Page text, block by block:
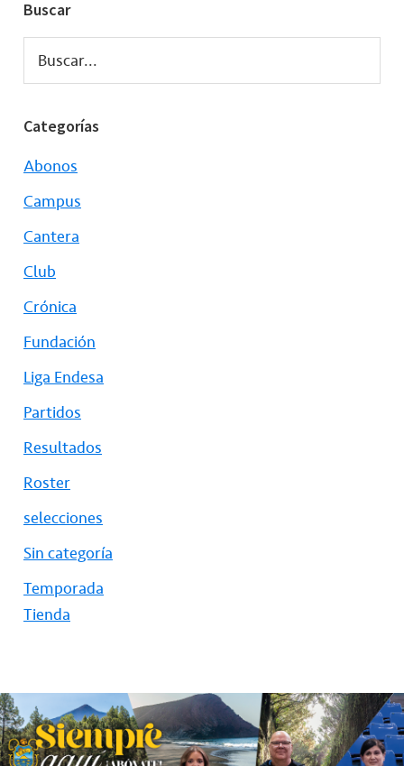
Buscar
Buscar...
Categorías
Abonos
Campus
Cantera
Club
Crónica
Fundación
Liga Endesa
Partidos
Resultados
Roster
selecciones
Sin categoría
Temporada
Tienda